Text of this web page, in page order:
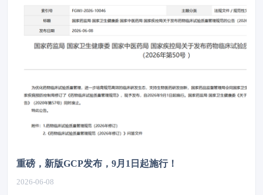
重磅，新版GCP发布，9月1日起施行！
2026-06-08